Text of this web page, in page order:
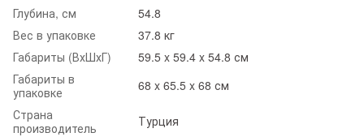
Глубина, см
54.8
Вес в упаковке
37.8 кг
Габариты (ВхШхГ)
59.5 x 59.4 x 54.8 см
Габариты в
упаковке
68 x 65.5 x 68 см
Страна
производитель
Турция